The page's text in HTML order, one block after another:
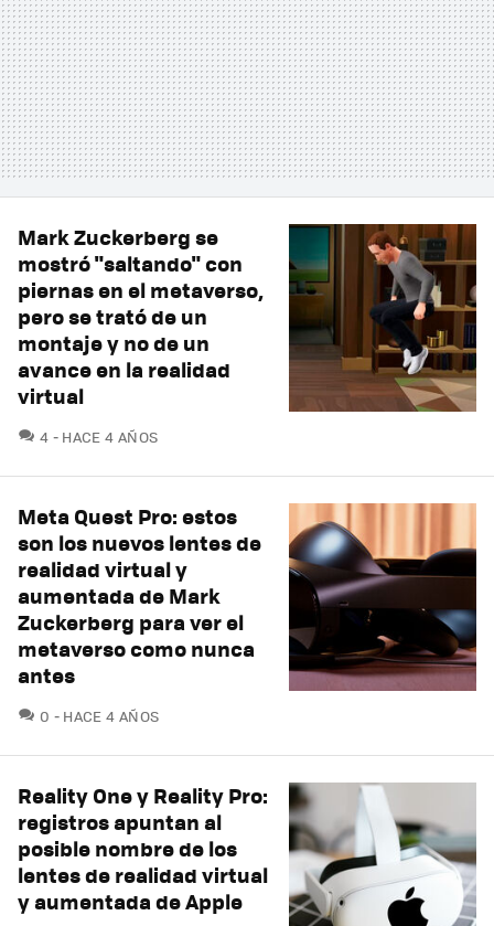
Mark Zuckerberg se
mostró "saltando" con
piernas en el metaverso,
pero se trató de un
montaje y no de un
avance en la realidad
virtual
4 COMENTARIOS
HACE 4 AÑOS
Meta Quest Pro: estos
son los nuevos lentes de
realidad virtual y
aumentada de Mark
Zuckerberg para ver el
metaverso como nunca
antes
0 COMENTARIOS
HACE 4 AÑOS
Reality One y Reality Pro:
registros apuntan al
posible nombre de los
lentes de realidad virtual
y aumentada de Apple